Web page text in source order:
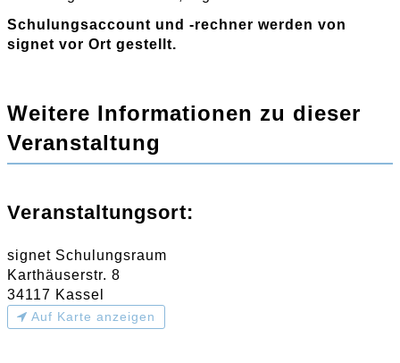
Schulungsaccount und -rechner werden von
signet vor Ort gestellt.
Weitere Informationen zu dieser
Veranstaltung
Veranstaltungsort:
signet Schulungsraum
Karthäuserstr. 8
34117 Kassel
Auf Karte anzeigen